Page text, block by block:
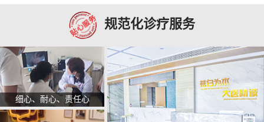
规范化诊疗服务
细心、耐心、责任心